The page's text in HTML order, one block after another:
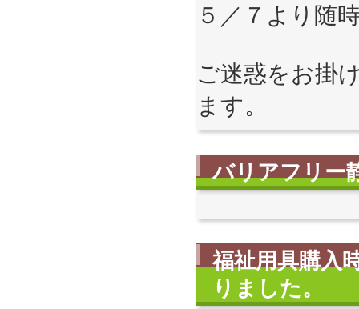
５／７より随
ご迷惑をお掛
ます。
バリアフリ
福祉用具購入
りました。